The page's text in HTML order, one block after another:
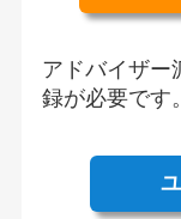
アドバイザー
録が必要です。